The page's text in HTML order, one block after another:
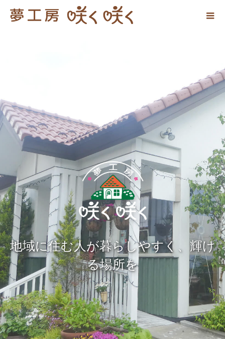
地域に住む人が暮らしやすく、輝け
る場所を